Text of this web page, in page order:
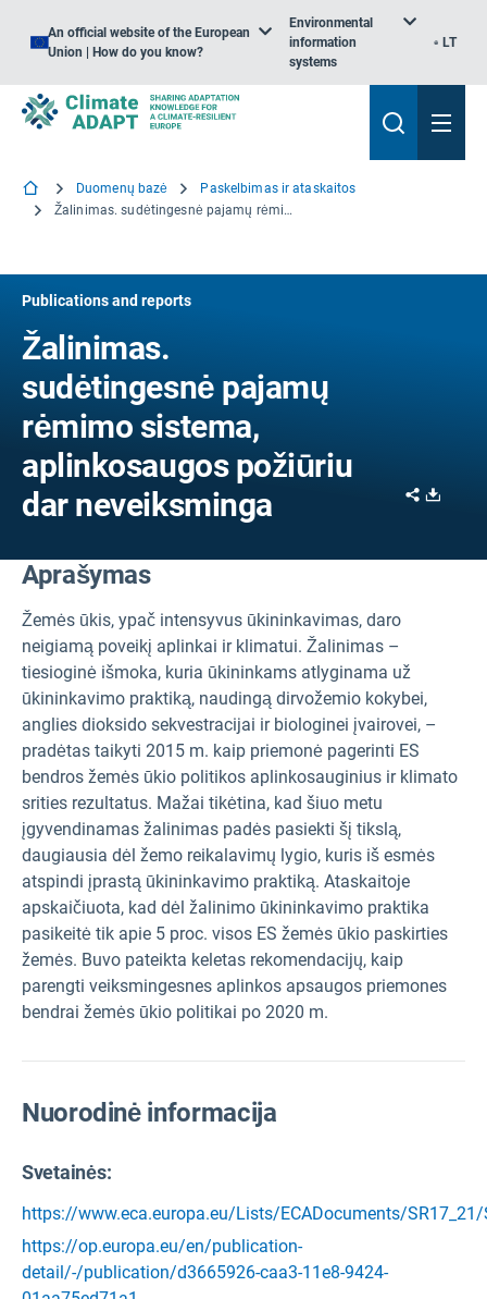
An official website of the European
Union | How do you know?
Environmental
information
systems
LT
Duomenų bazė
Paskelbimas ir ataskaitos
Žalinimas. sudėtingesnė pajamų rėmimo sistema, aplinkosaugos požiūriu dar neveiksminga
Publications and reports
Žalinimas.
sudėtingesnė pajamų
rėmimo sistema,
aplinkosaugos požiūriu
dar neveiksminga
Share
Aprašymas
Žemės ūkis, ypač intensyvus ūkininkavimas, daro
neigiamą poveikį aplinkai ir klimatui. Žalinimas –
tiesioginė išmoka, kuria ūkininkams atlyginama už
ūkininkavimo praktiką, naudingą dirvožemio kokybei,
anglies dioksido sekvestracijai ir biologinei įvairovei, –
pradėtas taikyti 2015 m. kaip priemonė pagerinti ES
bendros žemės ūkio politikos aplinkosauginius ir klimato
srities rezultatus. Mažai tikėtina, kad šiuo metu
įgyvendinamas žalinimas padės pasiekti šį tikslą,
daugiausia dėl žemo reikalavimų lygio, kuris iš esmės
atspindi įprastą ūkininkavimo praktiką. Ataskaitoje
apskaičiuota, kad dėl žalinimo ūkininkavimo praktika
pasikeitė tik apie 5 proc. visos ES žemės ūkio paskirties
žemės. Buvo pateikta keletas rekomendacijų, kaip
parengti veiksmingesnes aplinkos apsaugos priemones
bendrai žemės ūkio politikai po 2020 m.
Nuorodinė informacija
Svetainės:
https://www.eca.europa.eu/Lists/ECADocuments/SR17_21/
https://op.europa.eu/en/publication-
detail/-/publication/d3665926-caa3-11e8-9424-